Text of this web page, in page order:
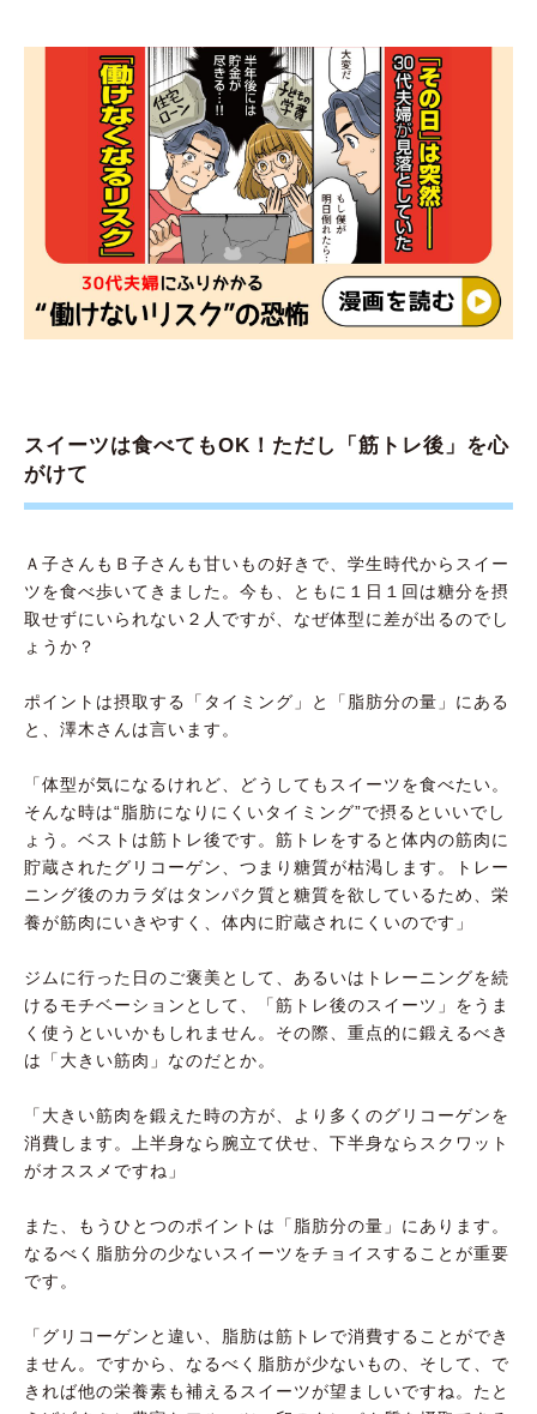
スイーツは食べてもOK！ただし「筋トレ後」を心
がけて
Ａ子さんもＢ子さんも甘いもの好きで、学生時代からスイー
ツを食べ歩いてきました。今も、ともに１日１回は糖分を摂
取せずにいられない２人ですが、なぜ体型に差が出るのでし
ょうか？
ポイントは摂取する「タイミング」と「脂肪分の量」にある
と、澤木さんは言います。
「体型が気になるけれど、どうしてもスイーツを食べたい。
そんな時は“脂肪になりにくいタイミング”で摂るといいでし
ょう。ベストは筋トレ後です。筋トレをすると体内の筋肉に
貯蔵されたグリコーゲン、つまり糖質が枯渇します。トレー
ニング後のカラダはタンパク質と糖質を欲しているため、栄
養が筋肉にいきやすく、体内に貯蔵されにくいのです」
ジムに行った日のご褒美として、あるいはトレーニングを続
けるモチベーションとして、「筋トレ後のスイーツ」をうま
く使うといいかもしれません。その際、重点的に鍛えるべき
は「大きい筋肉」なのだとか。
「大きい筋肉を鍛えた時の方が、より多くのグリコーゲンを
消費します。上半身なら腕立て伏せ、下半身ならスクワット
がオススメですね」
また、もうひとつのポイントは「脂肪分の量」にあります。
なるべく脂肪分の少ないスイーツをチョイスすることが重要
です。
「グリコーゲンと違い、脂肪は筋トレで消費することができ
ません。ですから、なるべく脂肪が少ないもの、そして、で
きれば他の栄養素も補えるスイーツが望ましいですね。たと